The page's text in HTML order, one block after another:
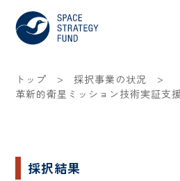
トップ > 採択事業の状況 >
革新的衛星ミッション技術実証支援
採択結果